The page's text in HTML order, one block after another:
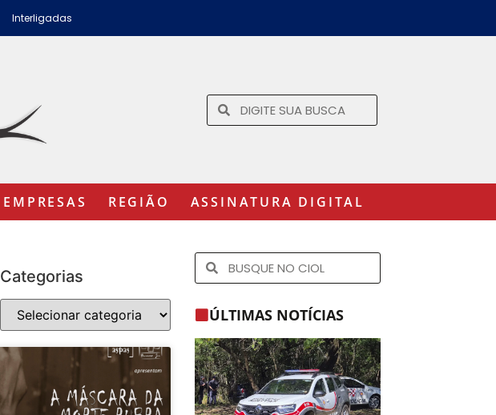
Interligadas
EMPRESAS REGIÃO ASSINATURA DIGITAL
Categorias
ÚLTIMAS NOTÍCIAS